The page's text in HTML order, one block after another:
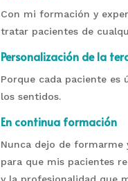
Con mi formación y
tratar pacientes de
Personalización de la
Porque cada paciente es
los sentidos.
En continua formación
Nunca dejo de formarme
para que mis pacientes